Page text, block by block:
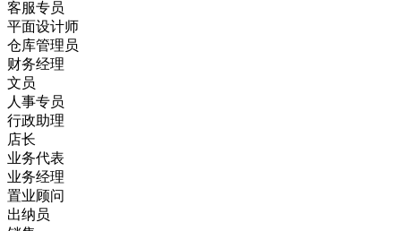
客服专员
平面设计师
仓库管理员
财务经理
文员
人事专员
行政助理
店长
业务代表
业务经理
置业顾问
出纳员